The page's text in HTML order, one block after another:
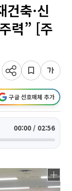
축·신
력” [주
구글 선호매체 추가
00:00 / 02:56